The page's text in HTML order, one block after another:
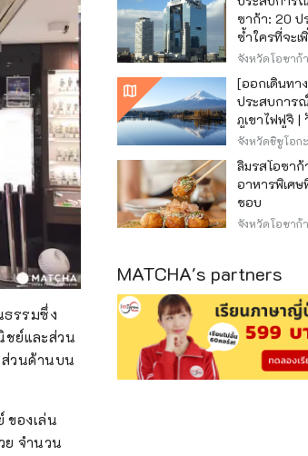
ธรรมซึ่ง
ย์และส่วน
ส่วนด้านบน
ของเล่น
ย จำนวน
ซาก้า: 20 ป
ซ้ำใครที่จะเ
ที่อยากทำใน
ของคุณ
จังหวัดโอซาก้า
[ออกเดินทา
ประสบการ
ภูเขาไฟฟูจิ |
สุดหรู
จังหวัดชิซูโอกะ
ลิ้มรสโอซา
อาหารพิเศ
ชอบ
จังหวัดโอซาก้า
MATCHA's partners